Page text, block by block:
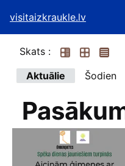
visitaizkraukle.lv
Skats :
Aktuālie
Šodien